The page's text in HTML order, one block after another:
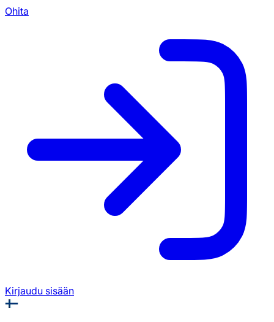
Ohita
Kirjaudu sisään